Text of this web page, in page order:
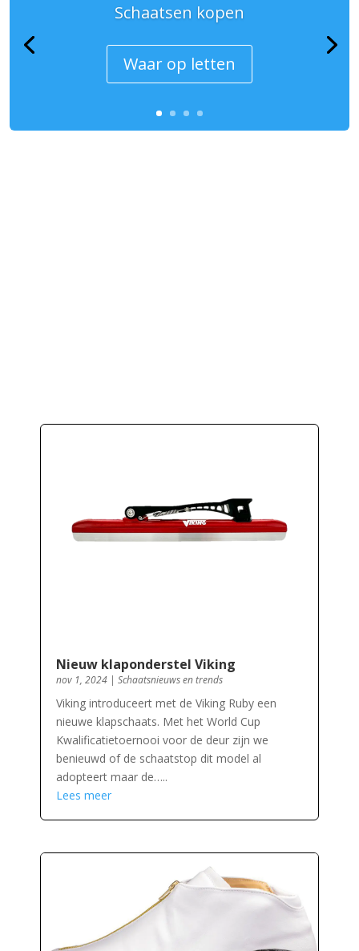
Schaatsen kopen
Waar op letten
Nieuw klaponderstel Viking
nov 1, 2024| Schaatsnieuws en trends
Viking introduceert met de Viking Ruby een
nieuwe klapschaats. Met het World Cup
Kwalificatietoernooi voor de deur zijn we
benieuwd of de schaatstop dit model al
adopteert maar de…..
Lees meer